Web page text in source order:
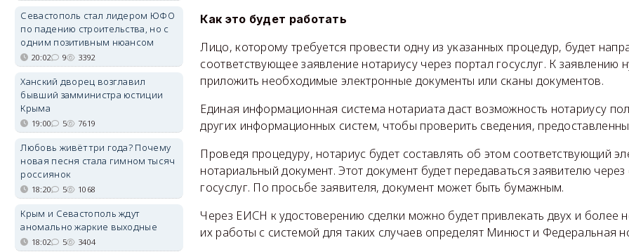
Как это будет работать
Лицо, которому требуется провести одну из указанных процедур, будет
соответствующее заявление нотариусу через портал госуслуг. К заявлению
приложить необходимые электронные документы или сканы документов.
Единая информационная система нотариата даст возможность нотариусу
других информационных систем, чтобы проверить сведения,
Проведя процедуру, нотариус будет составлять об этом соответствующий
нотариальный документ. Этот документ будет передаваться заявителю
госуслуг. По просьбе заявителя, документ может быть бумажным.
Через ЕИСН к удостоверению сделки можно будет привлекать двух и более
их работы с системой для таких случаев определят Минюст и Федеральная
Севастополь стал лидером ЮФО
по падению строительства, но с
одним позитивным нюансом
20:02 9 3392
Ханский дворец возглавил
бывший замминистра юстиции
Крыма
19:00 5 7619
Любовь живёт три года? Почему
новая песня стала гимном тысяч
россиянок
18:20 5 1068
Крым и Севастополь ждут
аномально жаркие выходные
18:02 5 3404